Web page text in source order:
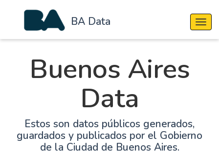
BA Data
Buenos Aires
Data
Estos son datos públicos generados,
guardados y publicados por el Gobierno
de la Ciudad de Buenos Aires.